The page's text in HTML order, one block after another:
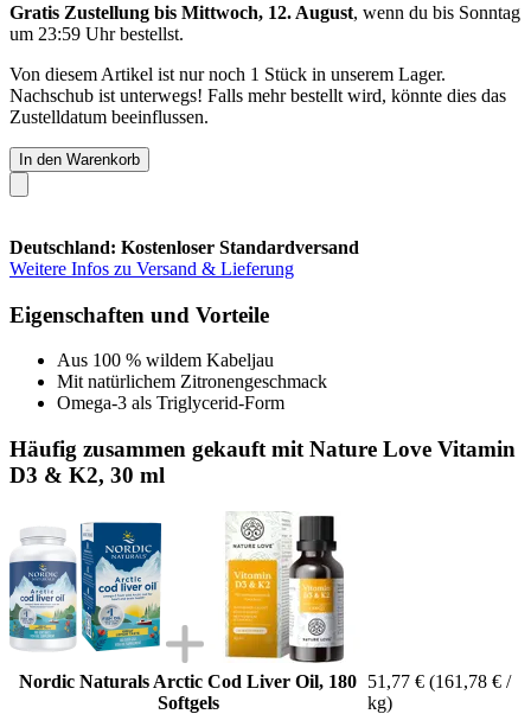
Gratis Zustellung bis Mittwoch, 12. August, wenn du bis Sonntag
um 23:59 Uhrbestellst.
Von diesem Artikel ist nur noch 1 Stück in unserem Lager.
Nachschub ist unterwegs! Falls mehr bestellt wird, könnte dies das
Zustelldatum beeinflussen.
In den Warenkorb
Deutschland: Kostenloser Standardversand
Weitere Infos zu Versand & Lieferung
Eigenschaften und Vorteile
Aus 100 % wildem Kabeljau
Mit natürlichem Zitronengeschmack
Omega-3 als Triglycerid-Form
Häufig zusammen gekauft mit Nature Love Vitamin
D3 & K2, 30 ml
Nordic Naturals Arctic Cod Liver Oil, 180
Softgels
51,77 € (161,78 € /
kg)